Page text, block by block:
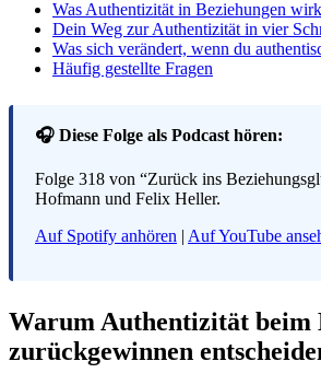
Was Authentizität in Beziehungen
Dein Weg zur Authentizität in vier
Was sich verändert, wenn du
Häufig gestellte Fragen
🎧 Diese Folge als Podcast hören:
Folge 318 von “Zurück ins
Hofmann und Felix Heller.
Auf Spotify anhören | Auf YouTube
Warum Authentizität beim
zurückgewinnen